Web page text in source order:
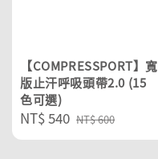
【COMPRESSPORT】寬
版止汗呼吸頭帶2.0 (15
色可選)
Sale
price
NT$ 540 Regular
price
NT$ 600